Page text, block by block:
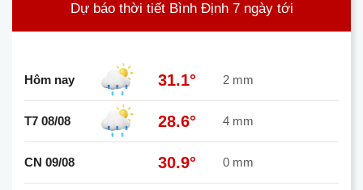
Dự báo thời tiết Bình Định 7 ngày tới
Hôm nay 31.1° 2 mm
T7 08/08 28.6° 4 mm
CN 09/08 30.9° 0 mm